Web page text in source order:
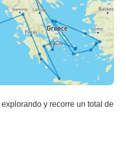
y recorre un total de